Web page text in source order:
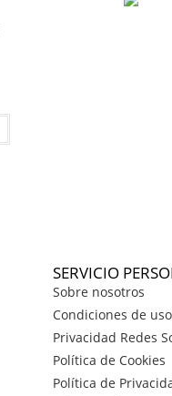
SERVICIO
Sobre nosotros
Condiciones de uso
Privacidad Redes
Política de Cookies
Política de